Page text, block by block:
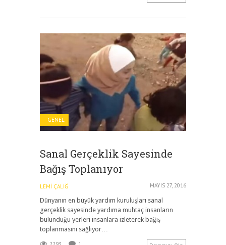
GENEL
Sanal Gerçeklik Sayesinde
Bağış Toplanıyor
LEMI ÇALIĞ MAYIS 27, 2016
Dünyanın en büyük yardım kuruluşları sanal
gerçeklik sayesinde yardıma muhtaç insanların
bulunduğu yerleri insanlara izleterek bağış
toplanmasını sağlıyor…